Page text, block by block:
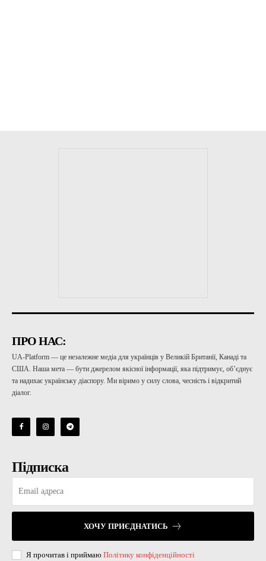
ПРО НАС:
UA-Platform — це незалежне медіа для українців у Великій Британії, Канаді та
США. Наша мета — бути джерелом якісної інформації, яка підтримує, об’єднує
та надихає українську діаспору. Ми віримо у силу слова, чесність і відкритий
діалог.
Підписка
ХОЧУ ПРИЄДНАТИСЬ
Я прочитав і приймаю Політику конфіденційності